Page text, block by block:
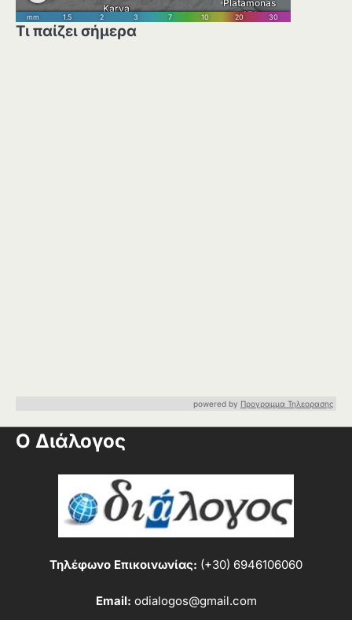
Τι παίζει σήμερα
powered by Προγραμμα Τηλεορασης
Ο Διάλογος
Τηλέφωνο Επικοινωνίας: (+30) 6946106060
Email: odialogos@gmail.com